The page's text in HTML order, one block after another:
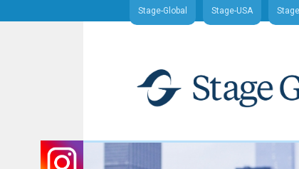
Stage-Global Stage-USA